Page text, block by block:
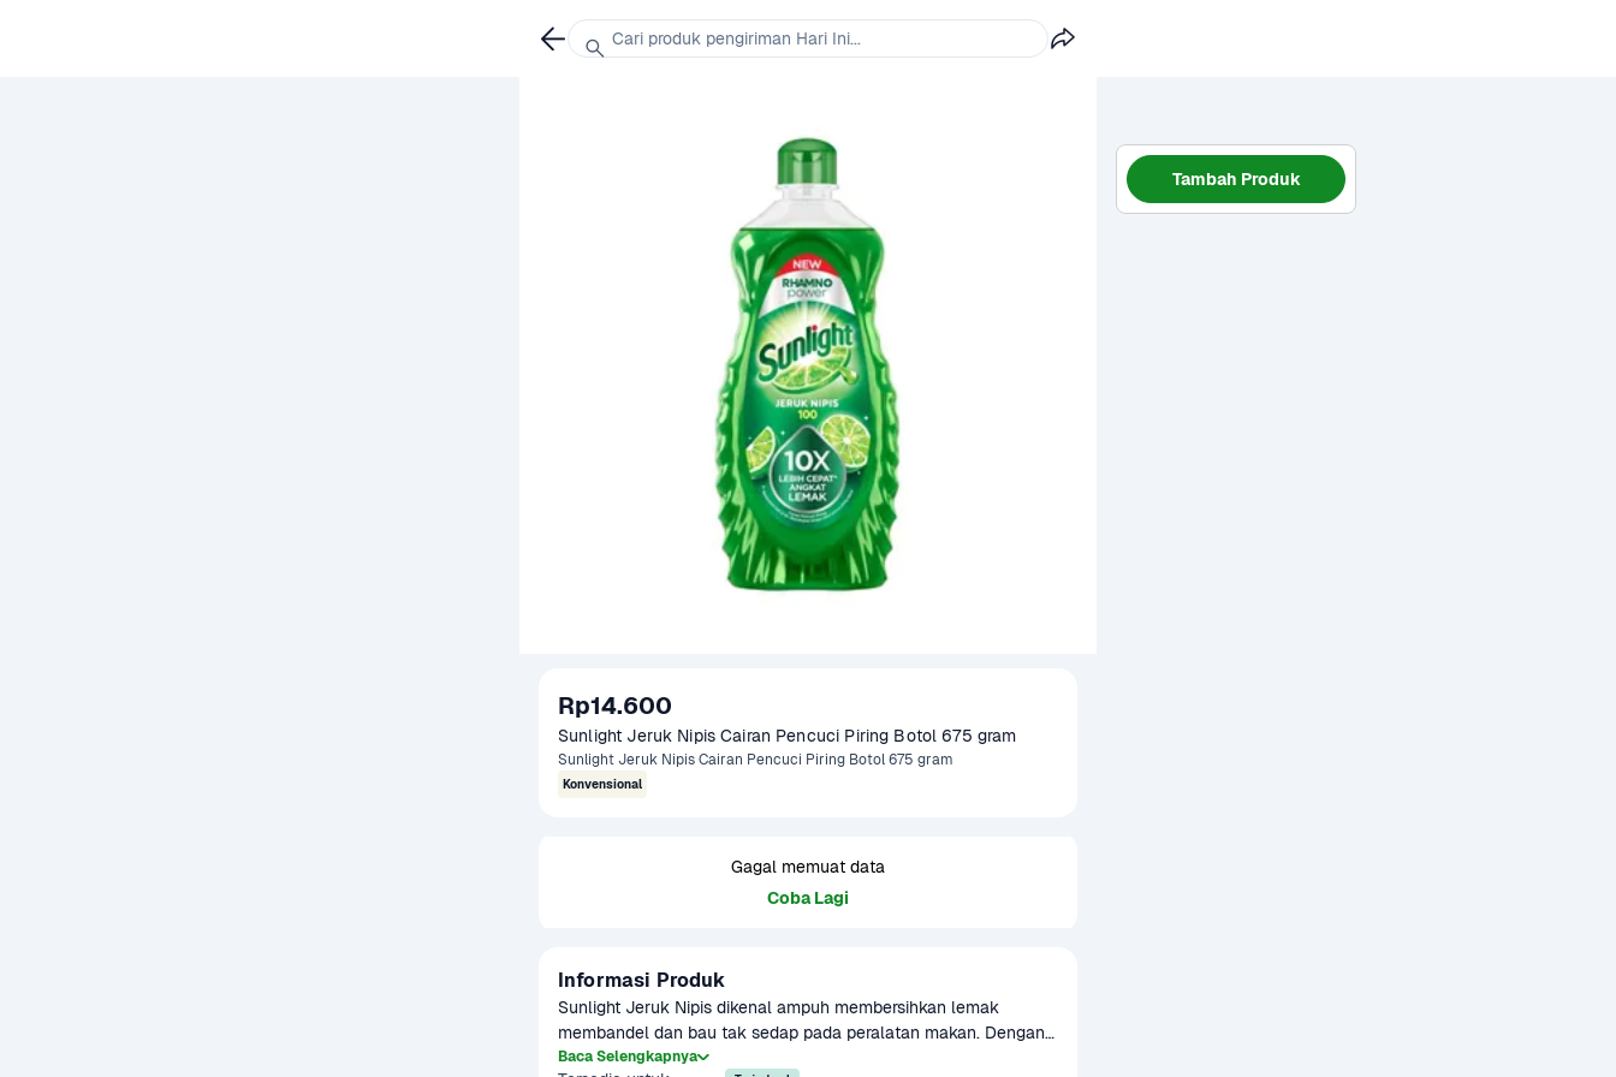
Rp14.600
Sunlight Jeruk Nipis Cairan Pencuci Piring Botol 675 gram
Sunlight Jeruk Nipis Cairan Pencuci Piring Botol 675 gram
Konvensional
Gagal memuat data
Coba Lagi
Informasi Produk
Sunlight Jeruk Nipis dikenal ampuh membersihkan lemak
membandel dan bau tak sedap pada peralatan makan. Dengan
aroma jeruk nipis yang segar, cairan pencuci piring ini membuat
Baca Selengkapnya
Tambah Produk
Cari produk pengiriman Hari Ini...